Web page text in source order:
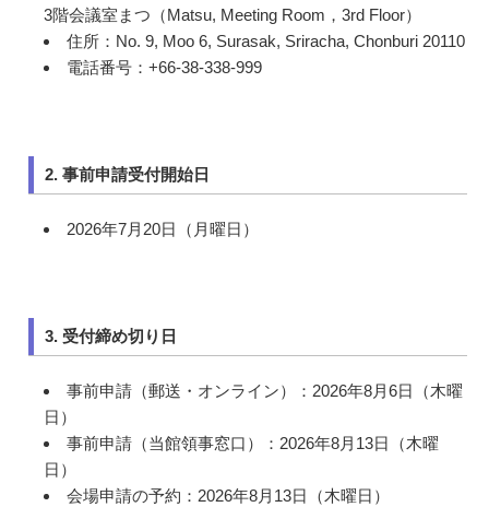
3階会議室まつ（Matsu, Meeting Room，3rd Floor）
住所：No. 9, Moo 6, Surasak, Sriracha, Chonburi 20110
電話番号：+66-38-338-999
2. 事前申請受付開始日
2026年7月20日（月曜日）
3. 受付締め切り日
事前申請（郵送・オンライン）：2026年8月6日（木曜
日）
事前申請（当館領事窓口）：2026年8月13日（木曜
日）
会場申請の予約：2026年8月13日（木曜日）